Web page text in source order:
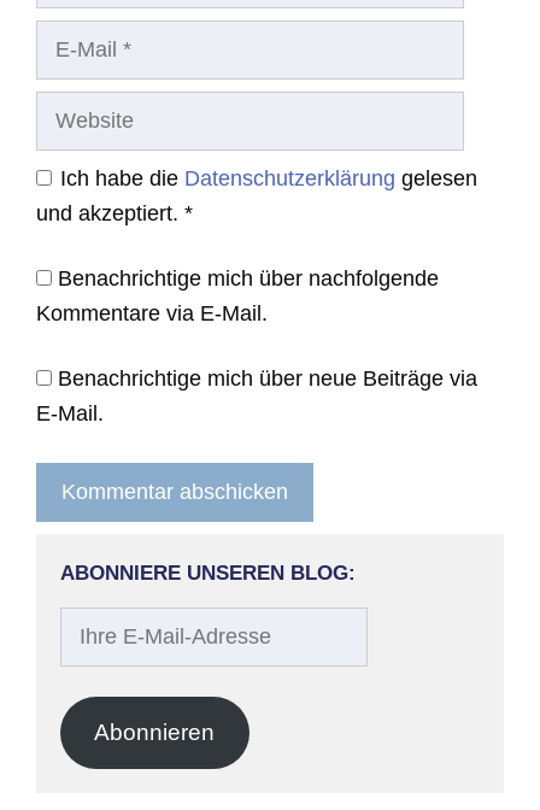
Ich habe die Datenschutzerklärung gelesen
und akzeptiert. *
Benachrichtige mich über nachfolgende
Kommentare via E-Mail.
Benachrichtige mich über neue Beiträge via
E-Mail.
ABONNIERE UNSEREN BLOG:
Adresse
Abonnieren